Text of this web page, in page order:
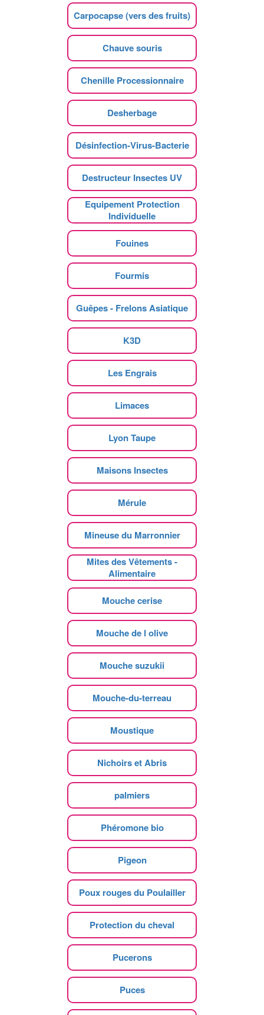
Carpocapse (vers des fruits)
Chauve souris
Chenille Processionnaire
Desherbage
Désinfection-Virus-Bacterie
Destructeur Insectes UV
Equipement Protection
Individuelle
Fouines
Fourmis
Guêpes - Frelons Asiatique
K3D
Les Engrais
Limaces
Lyon Taupe
Maisons Insectes
Mérule
Mineuse du Marronnier
Mites des Vêtements -
Alimentaire
Mouche cerise
Mouche de l olive
Mouche suzukii
Mouche-du-terreau
Moustique
Nichoirs et Abris
palmiers
Phéromone bio
Pigeon
Poux rouges du Poulailler
Protection du cheval
Pucerons
Puces